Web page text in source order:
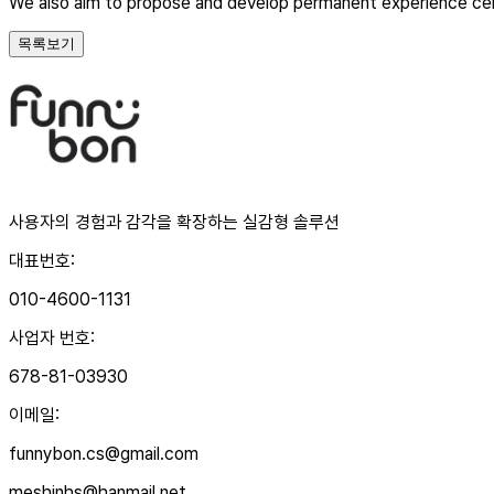
목록보기
사용자의 경험과 감각을 확장하는 실감형 솔루션
대표번호:
010-4600-1131
사업자 번호:
678-81-03930
이메일:
funnybon.cs@gmail.com